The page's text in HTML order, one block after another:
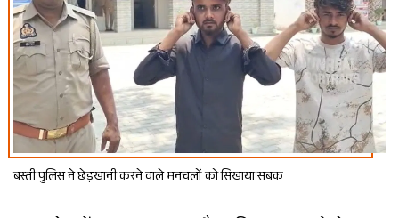
बस्ती पुलिस ने छेड़खानी करने वाले मनचलों को सिखाया सबक